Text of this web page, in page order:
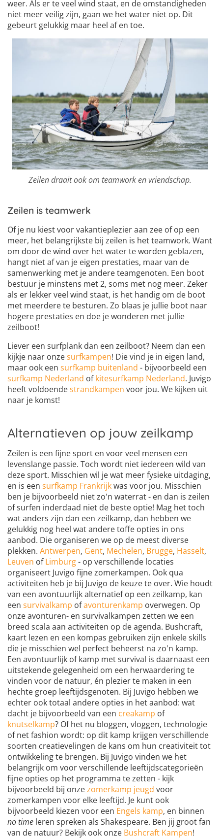
weer. Als er te veel wind staat, en de omstandigheden
niet meer veilig zijn, gaan we het water niet op. Dit
gebeurt gelukkig maar heel af en toe.
Zeilen draait ook om teamwork en vriendschap.
Zeilen is teamwerk
Of je nu kiest voor vakantieplezier aan zee of op een
meer, het belangrijkste bij zeilen is het teamwork. Want
om door de wind over het water te worden geblazen,
hangt niet af van je eigen prestaties, maar van de
samenwerking met je andere teamgenoten. Een boot
bestuur je minstens met 2, soms met nog meer. Zeker
als er lekker veel wind staat, is het handig om de boot
met meerdere te besturen. Zo blaas je jullie boot naar
hogere prestaties en doe je wonderen met jullie
zeilboot!
Liever een surfplank dan een zeilboot? Neem dan een
kijkje naar onzesurfkampen! Die vind je in eigen land,
maar ook een surfkamp buitenland - bijvoorbeeld een
surfkamp Nederland ofkitesurfkamp Nederland. Juvigo
heeft voldoendestrandkampen voor jou. We kijken uit
naar je komst!
Alternatieven op jouw zeilkamp
Zeilen is een fijne sport en voor veel mensen een
levenslange passie. Toch wordt niet iedereen wild van
deze sport. Misschien wil je wat meer fysieke uitdaging,
en is een surfkamp Frankrijkwas voor jou. Misschien
ben je bijvoorbeeld niet zo'n waterrat - en dan is zeilen
of surfen inderdaad niet de beste optie! Mag het toch
wat anders zijn dan een zeilkamp, dan hebben we
gelukkig nog heel wat andere toffe opties in ons
aanbod. Die organiseren we op de meest diverse
plekken. Antwerpen, Gent, Mechelen, Brugge, Hasselt,
Leuven ofLimburg- op verschillende locaties
organiseert Juvigo fijne zomerkampen. Ook qua
activiteiten heb je bij Juvigo de keuze te over. Wie houdt
van een avontuurlijk alternatief op een zeilkamp, kan
een survivalkamp ofavonturenkamp overwegen. Op
onze avonturen- en survivalkampen zetten we een
breed scala aan activiteiten op de agenda. Bushcraft,
kaart lezen en een kompas gebruiken zijn enkele skills
die je misschien wel perfect beheerst na zo'n kamp.
Een avontuurlijk of kamp met survival is daarnaast een
uitstekende gelegenheid om een herwaardering te
vinden voor de natuur, én plezier te maken in een
hechte groep leeftijdsgenoten. Bij Juvigo hebben we
echter ook totaal andere opties in het aanbod: wat
dacht je bijvoorbeeld van een creakamp of
knutselkamp? Of het nu bloggen, vloggen, technologie
of net fashion wordt: op dit kamp krijgen verschillende
soorten creatievelingen de kans om hun creativiteit tot
ontwikkeling te brengen. Bij Juvigo vinden we het
belangrijk om voor verschillende leeftijdscategorieën
fijne opties op het programma te zetten - kijk
bijvoorbeeld bij onzezomerkamp jeugd voor
zomerkampen voor elke leeftijd. Je kunt ook
bijvoorbeeld kiezen voor een Engels kamp, en binnen
no time leren spreken als Shakespeare. Ben jij groot fan
van de natuur? Bekijk ook onze Bushcraft Kampen!